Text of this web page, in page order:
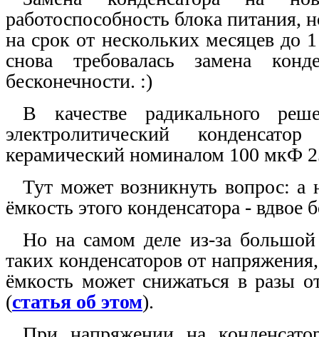
работоспособность блока питания,
на срок от нескольких месяцев до
снова требовалась замена
бесконечности. :)
В качестве радикального
электролитический
керамический номиналом 100 мкФ
Тут может возникнуть вопрос: а
ёмкость этого конденсатора -
Но на самом деле из-за большой
таких конденсаторов от
ёмкость может снижаться в разы
(статья об этом).